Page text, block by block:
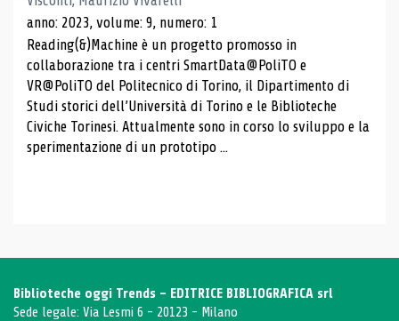
anno: 2023, volume: 9, numero: 1
Reading(&)Machine è un progetto promosso in
collaborazione tra i centri SmartData@PoliTO e
VR@PoliTO del Politecnico di Torino, il Dipartimento di
Studi storici dell’Università di Torino e le Biblioteche
Civiche Torinesi. Attualmente sono in corso lo sviluppo e la
sperimentazione di un prototipo ...
Biblioteche oggi Trends - EDITRICE BIBLIOGRAFICA srl
Sede legale: Via Lesmi 6 - 20123 - Milano